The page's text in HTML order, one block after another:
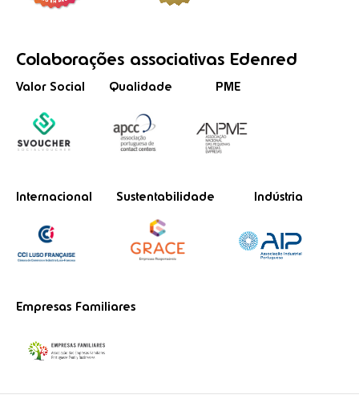
Colaborações associativas Edenred
Valor Social Qualidade PME
Internacional Sustentabilidade Indústria
Empresas Familiares